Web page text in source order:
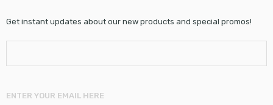
Get instant updates about our new products and special promos!